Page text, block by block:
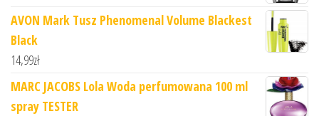
AVON Mark Tusz Phenomenal Volume Blackest
Black
14,99zł
MARC JACOBS Lola Woda perfumowana 100 ml
spray TESTER